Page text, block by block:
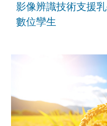
影像辨識技術支援
數位孿生